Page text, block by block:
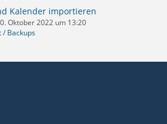
Kalender importieren
Oktober 2022 um 13:20
Backups